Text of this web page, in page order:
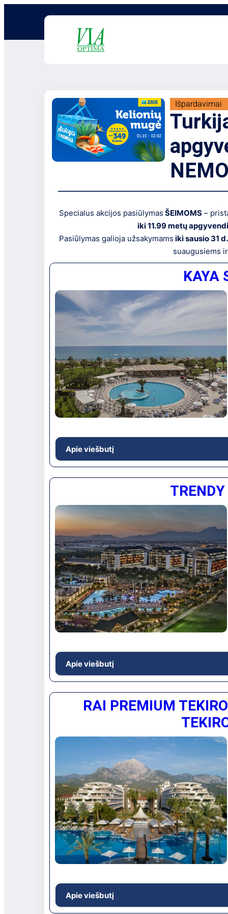
Išpardavimai
Specialus akcijos pasiūlymas ŠEIMOMS –
iki 11.99 metų
Pasiūlymas galioja užsakymams iki sausio 31 d.
suaugusiems
KAYA
Apie viešbutį
Gausus pramogų pasirinkimas šeimai,
tvarkinga teritorija, šalia vaizdingo ežero,
Viešbučio vieta: Apie 70 km iki Antalijos oro
apie 5 km iki Manavgato miesto, ant jūros
Apie viešbutį
Didelės, žalios teritorijos viešbutis su
poilsiui.
Viešbučio vieta: Apie 15 km iki Antalijos oro
RAI PREMIUM
Apie viešbutį